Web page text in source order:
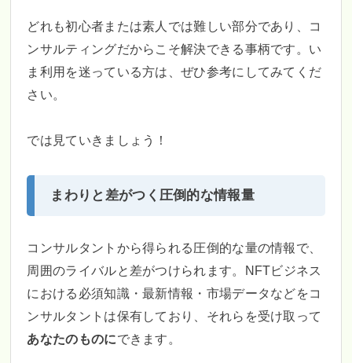
どれも初心者または素人では難しい部分であり、コ
ンサルティングだからこそ解決できる事柄です。い
ま利用を迷っている方は、ぜひ参考にしてみてくだ
さい。
では見ていきましょう！
まわりと差がつく圧倒的な情報量
コンサルタントから得られる圧倒的な量の情報で、
周囲のライバルと差がつけられます。NFTビジネス
における必須知識・最新情報・市場データなどをコ
ンサルタントは保有しており、それらを受け取って
あなたのものにできます。